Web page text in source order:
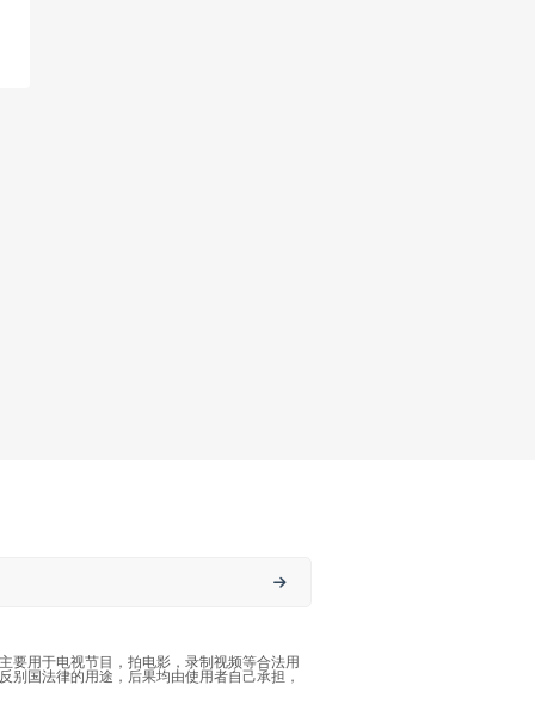
要用于电视节目，拍电影，录制视频等合法用
别国法律的用途，后果均由使用者自己承担，